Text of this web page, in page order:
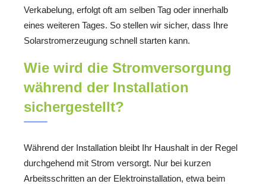
Verkabelung, erfolgt oft am selben Tag oder innerhalb
eines weiteren Tages. So stellen wir sicher, dass Ihre
Solarstromerzeugung schnell starten kann.
Wie wird die Stromversorgung
während der Installation
sichergestellt?
Während der Installation bleibt Ihr Haushalt in der Regel
durchgehend mit Strom versorgt. Nur bei kurzen
Arbeitsschritten an der Elektroinstallation, etwa beim